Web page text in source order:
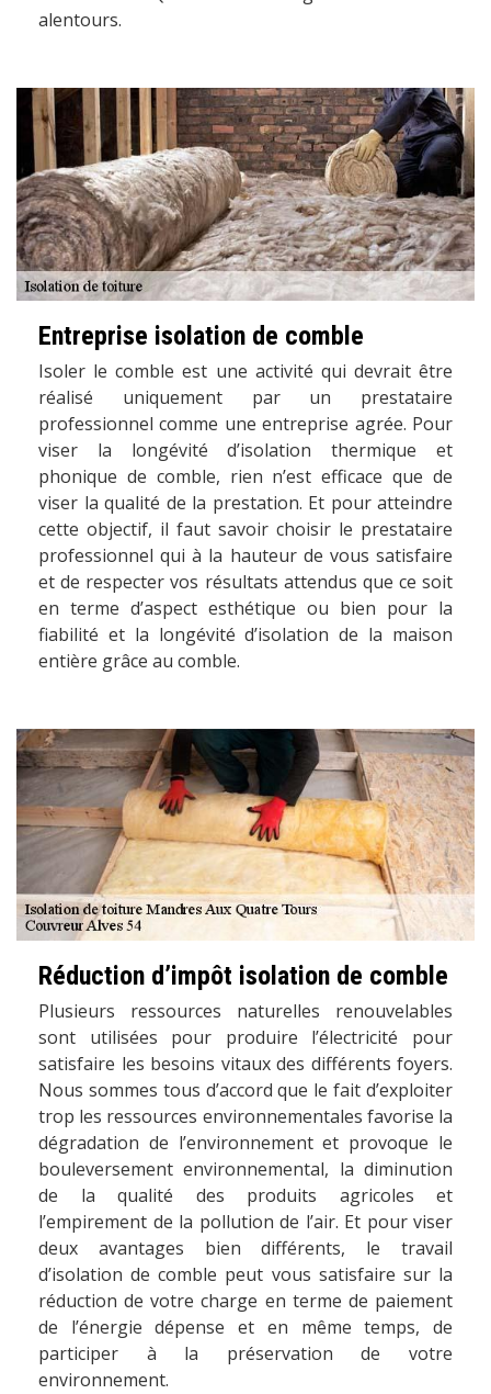
alentours.
Entreprise isolation de comble
Isoler le comble est une activité qui devrait être
réalisé uniquement par un prestataire
professionnel comme une entreprise agrée. Pour
viser la longévité d’isolation thermique et
phonique de comble, rien n’est efficace que de
viser la qualité de la prestation. Et pour atteindre
cette objectif, il faut savoir choisir le prestataire
professionnel qui à la hauteur de vous satisfaire
et de respecter vos résultats attendus que ce soit
en terme d’aspect esthétique ou bien pour la
fiabilité et la longévité d’isolation de la maison
entière grâce au comble.
Réduction d’impôt isolation de comble
Plusieurs ressources naturelles renouvelables
sont utilisées pour produire l’électricité pour
satisfaire les besoins vitaux des différents foyers.
Nous sommes tous d’accord que le fait d’exploiter
trop les ressources environnementales favorise la
dégradation de l’environnement et provoque le
bouleversement environnemental, la diminution
de la qualité des produits agricoles et
l’empirement de la pollution de l’air. Et pour viser
deux avantages bien différents, le travail
d’isolation de comble peut vous satisfaire sur la
réduction de votre charge en terme de paiement
de l’énergie dépense et en même temps, de
participer à la préservation de votre
environnement.